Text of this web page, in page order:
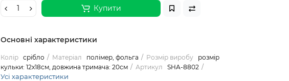
Купити
Основні характеристики
Колір срібло Матеріал полімер, фольга Розмір виробу
розмір
кульки: 12х18см, довжина тримача: 20см
Артикул SHA-8802
Усі характеристики